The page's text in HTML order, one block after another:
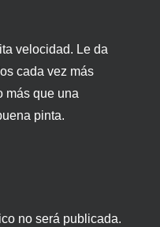
velocidad. Le da
cada vez más
más que una
pinta.
no será publicada.